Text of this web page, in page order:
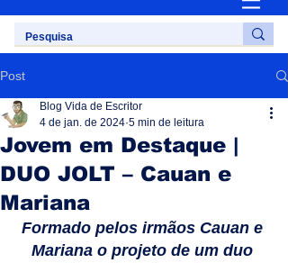
Post
Jovem em Destaque |
DUO JOLT – Cauan e
Mariana
Blog Vida de Escritor
4 de jan. de 2024 5 min de leitura
Formado pelos irmãos Cauan e
Mariana o projeto de um duo